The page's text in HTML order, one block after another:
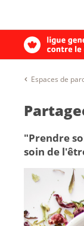
Espaces de
"Prendre
soin de